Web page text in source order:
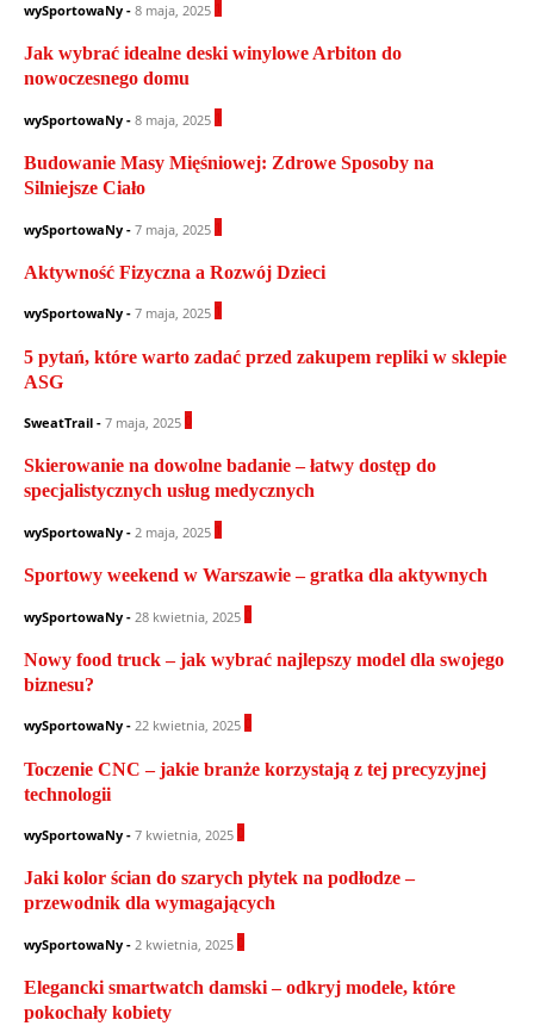
wySportowaNy - 8 maja, 2025
Jak wybrać idealne deski winylowe Arbiton do
nowoczesnego domu
wySportowaNy - 8 maja, 2025
Budowanie Masy Mięśniowej: Zdrowe Sposoby na
Silniejsze Ciało
wySportowaNy - 7 maja, 2025
Aktywność Fizyczna a Rozwój Dzieci
wySportowaNy - 7 maja, 2025
5 pytań, które warto zadać przed zakupem repliki w sklepie
ASG
SweatTrail - 7 maja, 2025
Skierowanie na dowolne badanie – łatwy dostęp do
specjalistycznych usług medycznych
wySportowaNy - 2 maja, 2025
Sportowy weekend w Warszawie – gratka dla aktywnych
wySportowaNy - 28 kwietnia, 2025
Nowy food truck – jak wybrać najlepszy model dla swojego
biznesu?
wySportowaNy - 22 kwietnia, 2025
Toczenie CNC – jakie branże korzystają z tej precyzyjnej
technologii
wySportowaNy - 7 kwietnia, 2025
Jaki kolor ścian do szarych płytek na podłodze –
przewodnik dla wymagających
wySportowaNy - 2 kwietnia, 2025
Elegancki smartwatch damski – odkryj modele, które
pokochały kobiety